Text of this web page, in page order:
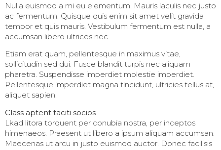
Nulla euismod a mi eu elementum. Mauris iaculis nec justo
ac fermentum. Quisque quis enim sit amet velit gravida
tempor et quis mauris. Vestibulum fermentum est nulla, a
accumsan libero ultrices nec.
Etiam erat quam, pellentesque in maximus vitae,
sollicitudin sed dui. Fusce blandit turpis nec aliquam
pharetra. Suspendisse imperdiet molestie imperdiet.
Pellentesque imperdiet magna tincidunt, ultricies tellus at,
aliquet sapien.
Class aptent taciti socios
Lkad litora torquent per conubia nostra, per inceptos
himenaeos. Praesent ut libero a ipsum aliquam accumsan.
Maecenas ut arcu in justo euismod auctor. Donec facilisis